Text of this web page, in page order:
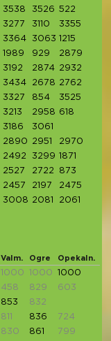
3538 3526 522
3277 3110 3355
3364 3063 1215
1989 929 2879
3192 2874 2932
3434 2678 2762
3327 854 3525
3213 2958 618
3186 3061
2890 2951 2970
2492 3299 1871
2527 2722 873
2457 2197 2475
3008 2081 2061
Valm. Ogre Opekaln.
1000 1000 1000
458 829 603
853
832
811 836 724
830 861 799